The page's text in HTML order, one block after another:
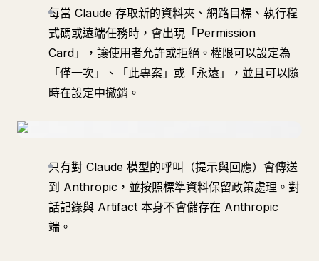
每當 Claude 存取新的資料夾、網路目標、執行程
式碼或遠端任務時，會出現「Permission
Card」，讓使用者允許或拒絕。權限可以設定為
「僅一次」、「此專案」或「永遠」，並且可以隨
時在設定中撤銷。
只有對 Claude 模型的呼叫（提示與回應）會傳送
到 Anthropic，並按照標準資料保留政策處理。對
話記錄與 Artifact 本身不會儲存在 Anthropic
端。